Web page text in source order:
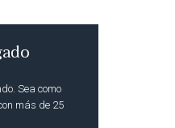
Sea como
más de 25